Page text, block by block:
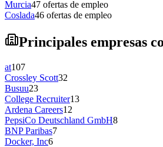
Murcia47 ofertas de empleo
Coslada46 ofertas de empleo
Principales empresas
at107
Crossley Scott32
Busuu23
College Recruiter13
Ardena Careers12
PepsiCo Deutschland GmbH8
BNP Paribas7
Docker, Inc6